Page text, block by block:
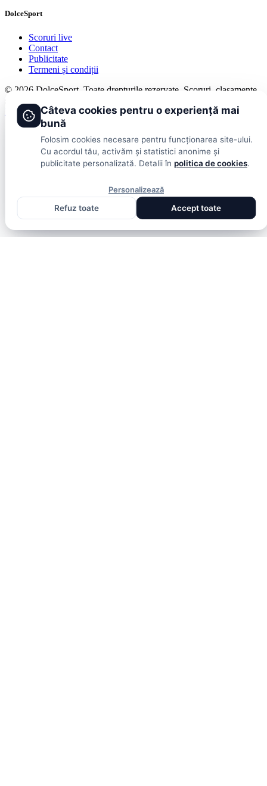
DolceSport
Scoruri live
Contact
Publicitate
Termeni și condiții
© 2026 DolceSport. Toate drepturile rezervate. Scoruri, clasamente
și analize din toate competițiile
Fotbal intern Fotbal extern Scoruri live
Câteva cookies pentru o experiență mai
bună
Folosim cookies necesare pentru funcționarea site-ului.
Cu acordul tău, activăm și statistici anonime și
publicitate personalizată. Detalii în politica de cookies.
Personalizează
Refuz toate
Accept toate